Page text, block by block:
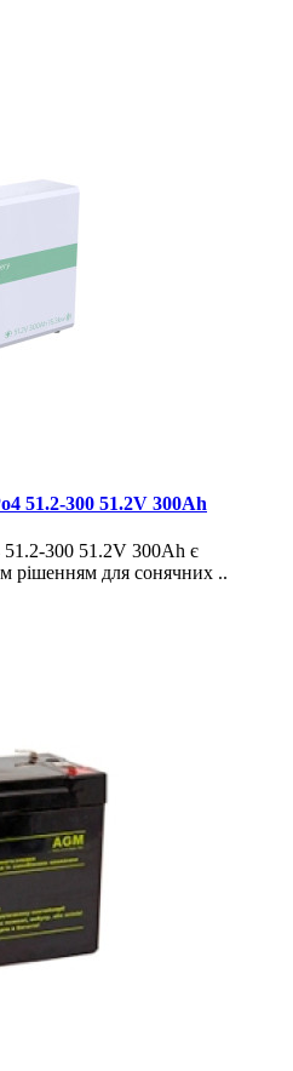
51.2-300 51.2V 300Ah
300 51.2V 300Ah є
рішенням для сонячних ..